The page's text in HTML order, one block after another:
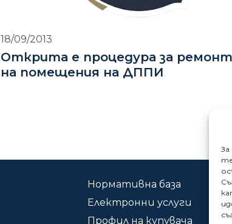
18/09/2013
Открита е процедура за ремонт
на помещения на ДППИ
Нормативна база
Електронни услуги
Профил на купувача